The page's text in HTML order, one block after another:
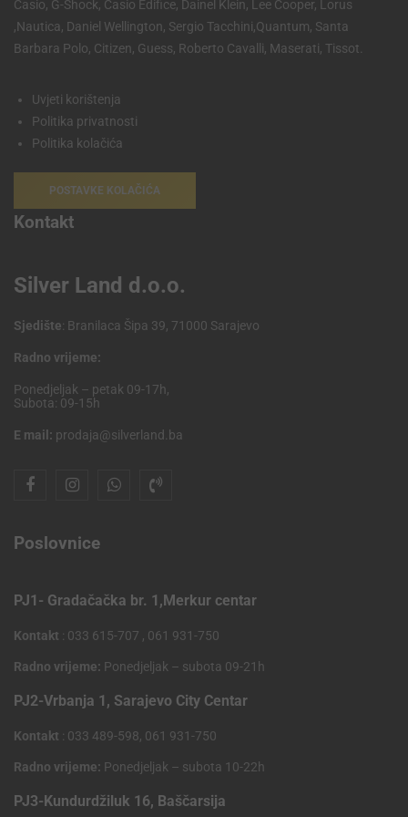
Casio, G-Shock, Casio Edifice, Dainel Klein, Lee Cooper, Lorus
,Nautica, Daniel Wellington, Sergio Tacchini,Quantum, Santa
Barbara Polo, Citizen, Guess, Roberto Cavalli, Maserati, Tissot.
Uvjeti korištenja
Politika privatnosti
Politika kolačića
POSTAVKE KOLAČIĆA
Kontakt
Silver Land d.o.o.
Sjedište: Branilaca Šipa 39, 71000 Sarajevo
Radno vrijeme:
Ponedjeljak – petak 09-17h,
Subota: 09-15h
E mail: prodaja@silverland.ba
Poslovnice
PJ1- Gradačačka br. 1,Merkur centar
Kontakt : 033 615-707 , 061 931-750
Radno vrijeme: Ponedjeljak – subota 09-21h
PJ2-Vrbanja 1, Sarajevo City Centar
Kontakt : 033 489-598, 061 931-750
Radno vrijeme: Ponedjeljak – subota 10-22h
PJ3-Kundurdžiluk 16, Baščarsija